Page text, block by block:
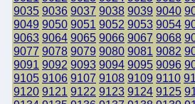
9035 9036 9037 9038 9039 9040
9049 9050 9051 9052 9053 9054
9063 9064 9065 9066 9067 9068
9077 9078 9079 9080 9081 9082
9091 9092 9093 9094 9095 9096
9105 9106 9107 9108 9109 9110
9120 9121 9122 9123 9124 9125